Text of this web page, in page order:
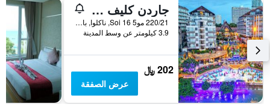
جاردن كليف ريزورت آند سبا
220/21 مو5 Soi 16, ناكلوا, بانغلامونغ, باتايا, تايلاند
3.9 كيلومتر عن وسط المدينة
202 ﷼
عرض الصفقة